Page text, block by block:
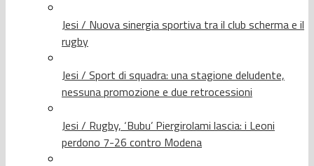
Jesi / Nuova sinergia sportiva tra il club scherma e il
rugby
Jesi / Sport di squadra: una stagione deludente,
nessuna promozione e due retrocessioni
Jesi / Rugby, ‘Bubu’ Piergirolami lascia: i Leoni
perdono 7-26 contro Modena